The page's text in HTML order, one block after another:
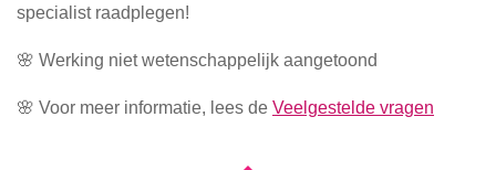
specialist raadplegen!
🌸 Werking niet wetenschappelijk aangetoond
🌸 Voor meer informatie, lees de Veelgestelde vragen